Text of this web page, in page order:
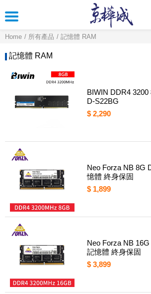
Home 所有產品 記憶體 RAM
記憶體 RAM
BIWIN DDR4
D-S22BG
$ 2,290
Neo Forza NB 8G
憶體 終身保固
$ 1,899
Neo Forza NB
記憶體 終身保固
$ 3,899